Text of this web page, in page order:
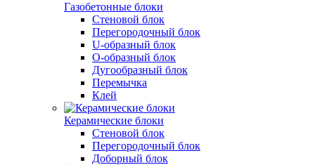
Газобетонные блоки
Стеновой блок
Перегородочный блок
U-образный блок
О-образный блок
Дугообразный блок
Перемычка
Клей
Керамические блоки
Стеновой блок
Перегородочный блок
Доборный блок